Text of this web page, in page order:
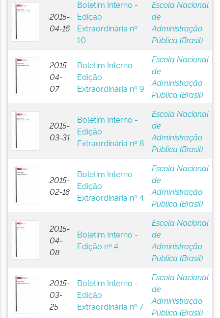
2015-
04-16
Boletim Interno -
Edição
Extraordinária nº
10
Escola Nacional
de
Administração
Pública (Brasil)
2015-
04-
07
Boletim Interno -
Edição
Extraordinária nº 9
Escola Nacional
de
Administração
Pública (Brasil)
2015-
03-31
Boletim Interno -
Edição
Extraordinária nº 8
Escola Nacional
de
Administração
Pública (Brasil)
2015-
02-18
Boletim Interno -
Edição
Extraordinária nº 4
Escola Nacional
de
Administração
Pública (Brasil)
2015-
04-
08
Boletim Interno -
Edição nº 4
Escola Nacional
de
Administração
Pública (Brasil)
2015-
03-
25
Boletim Interno -
Edição
Extraordinária nº 7
Escola Nacional
de
Administração
Pública (Brasil)